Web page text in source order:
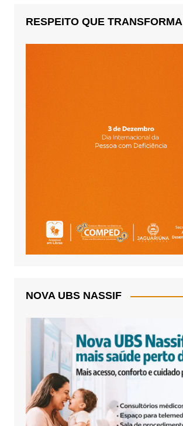
RESPEITO QUE TRANSFORMA
NOVA UBS NASSIF